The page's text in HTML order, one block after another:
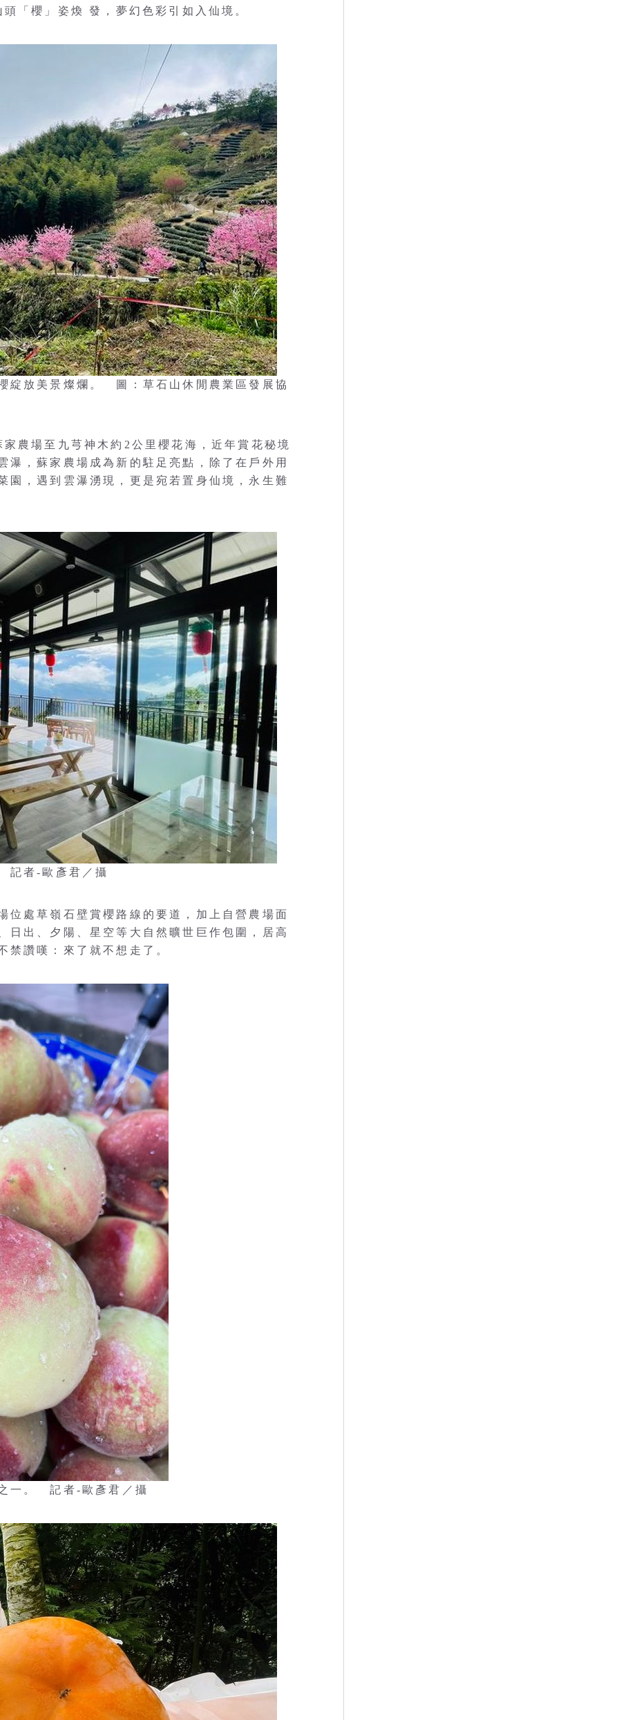
「櫻」姿煥 發，夢幻色彩引如入仙境。
綻放美景燦爛。 圖：草石山休閒農業區發展協
農場至九芎神木約2公里櫻花海，近年賞花秘境
瀑，蘇家農場成為新的駐足亮點，除了在戶外用
園，遇到雲瀑湧現，更是宛若置身仙境，永生難
記者-歐彥君／攝
位處草嶺石壁賞櫻路線的要道，加上自營農場面
日出、夕陽、星空等大自然曠世巨作包圍，居高
禁讚嘆：來了就不想走了。
一。 記者-歐彥君／攝